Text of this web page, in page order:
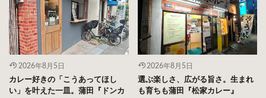
2026年8月5日
カレー好きの「こうあってほし
い」を叶えた一皿。蒲田『ドンカ
2026年8月5日
選ぶ楽しさ、広がる旨さ。生まれ
も育ちも蒲田『松家カレー』